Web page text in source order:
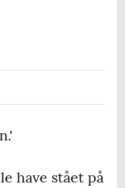
have stået på